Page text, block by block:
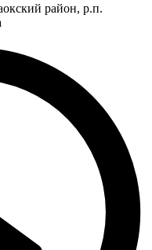
район, р.п.